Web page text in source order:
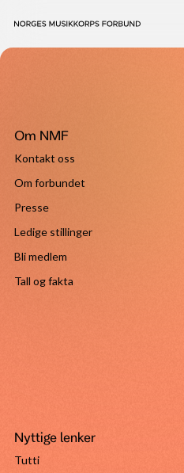
Om NMF
Kontakt oss
Om forbundet
Presse
Ledige stillinger
Bli medlem
Tall og fakta
Nyttige lenker
Tutti